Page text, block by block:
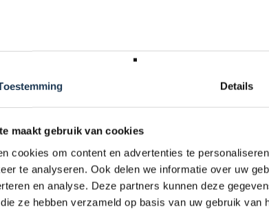
Details
maakt gebruik van cookies
cookies om content en advertenties te
te analyseren. Ook delen we informatie over uw
en analyse. Deze partners kunnen deze
ze hebben verzameld op basis van uw gebruik van
te besturen is. De zwenkwielen zorgen voor
keuze voor kinderen die op zoek zijn naar
speelplezier met deze fantastische skelter!
Zeeland wat in 2008 nog tot Top Toy of the year
3 tot wel 14 jaar en omdat het bijdraagt aan een
de comfortabele stoffen zitting en plaatst zijn of
te rijden! Oefening baart kunst, als de